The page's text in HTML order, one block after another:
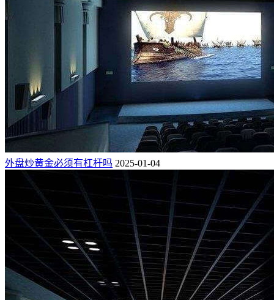
外盘炒黄金必须有杠杆吗 2025-01-04